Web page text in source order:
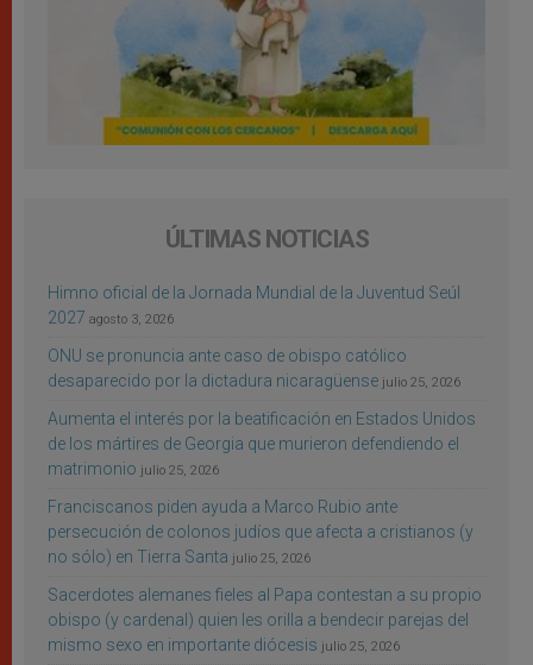
ÚLTIMAS NOTICIAS
Himno oficial de la Jornada Mundial de la Juventud Seúl
2027 agosto 3, 2026
ONU se pronuncia ante caso de obispo católico
desaparecido por la dictadura nicaragüense julio 25, 2026
Aumenta el interés por la beatificación en Estados Unidos
de los mártires de Georgia que murieron defendiendo el
matrimonio julio 25, 2026
Franciscanos piden ayuda a Marco Rubio ante
persecución de colonos judíos que afecta a cristianos (y
no sólo) en Tierra Santa julio 25, 2026
Sacerdotes alemanes fieles al Papa contestan a su propio
obispo (y cardenal) quien les orilla a bendecir parejas del
mismo sexo en importante diócesis julio 25, 2026